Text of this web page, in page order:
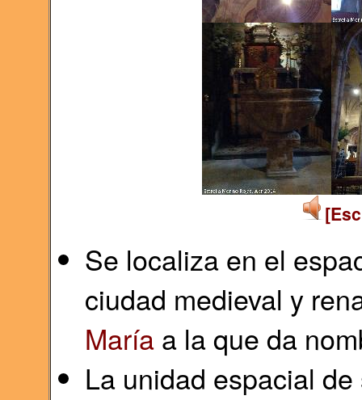
Se localiza en el
ciudad medieval y
Maríaa la que da
La unidad espacial